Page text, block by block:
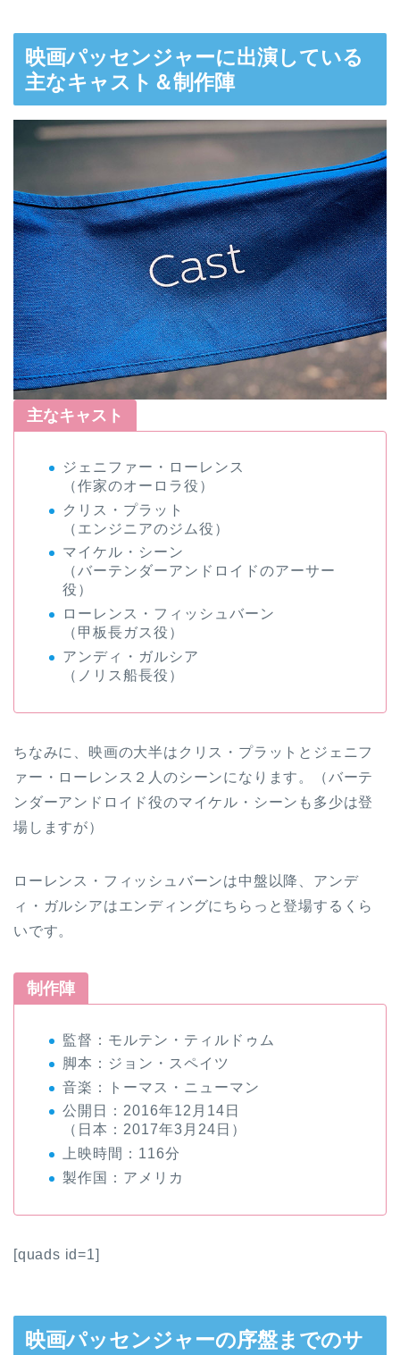
映画パッセンジャーに出演している
主なキャスト＆制作陣
主なキャスト
ジェニファー・ローレンス
（作家のオーロラ役）
クリス・プラット
（エンジニアのジム役）
マイケル・シーン
（バーテンダーアンドロイドのアーサー
役）
ローレンス・フィッシュバーン
（甲板長ガス役）
アンディ・ガルシア
（ノリス船長役）
ちなみに、映画の大半はクリス・プラットとジェニフ
ァー・ローレンス２人のシーンになります。（バーテ
ンダーアンドロイド役のマイケル・シーンも多少は登
場しますが）
ローレンス・フィッシュバーンは中盤以降、アンデ
ィ・ガルシアはエンディングにちらっと登場するくら
いです。
制作陣
監督：モルテン・ティルドゥム
脚本：ジョン・スペイツ
音楽：トーマス・ニューマン
公開日：2016年12月14日
（日本：2017年3月24日）
上映時間：116分
製作国：アメリカ
[quads id=1]
映画パッセンジャーの序盤までのサ